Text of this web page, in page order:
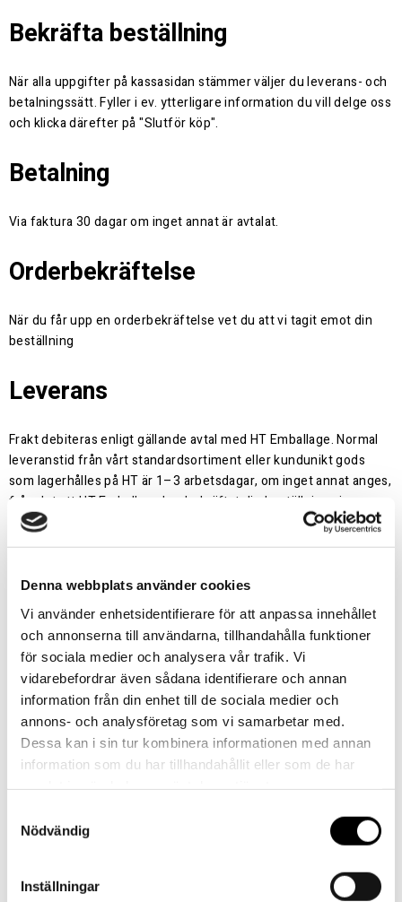
Denna webbplats använder cookies
Vi använder enhetsidentifierare för att anpassa innehållet
och annonserna till användarna, tillhandahålla funktioner
för sociala medier och analysera vår trafik. Vi
vidarebefordrar även sådana identifierare och annan
information från din enhet till de sociala medier och
annons- och analysföretag som vi samarbetar med.
Dessa kan i sin tur kombinera informationen med annan
information som du har tillhandahållit eller som de har
Nödvändig
Inställningar
Bekräfta beställning
När alla uppgifter på kassasidan stämmer väljer du leverans- och
betalningssätt. Fyller i ev. ytterligare information du vill delge oss
och klicka därefter på "Slutför köp".
Betalning
Via faktura 30 dagar om inget annat är avtalat.
Orderbekräftelse
När du får upp en orderbekräftelse vet du att vi tagit emot din
beställning
Leverans
Frakt debiteras enligt gällande avtal med HT Emballage. Normal
leveranstid från vårt standardsortiment eller kundunikt gods
som lagerhålles på HT är 1–3 arbetsdagar, om inget annat anges,
från det att HT Emballage har bekräftat din beställning via e-
post.
Orderhistorik
Dina tidigare ordrar kan du se under "Mitt konto". Om du klickar
på en order visas utförligare information, samt alla orderrader.
Du kan kopiera en order och ha som underlag när du vill handla på
nytt. Om du klickar på artikelkoden visas gjorda leveranser.
smidigt lägga beställningar, finna information om
produkter, se dina avtalspriser, orderhistorik och